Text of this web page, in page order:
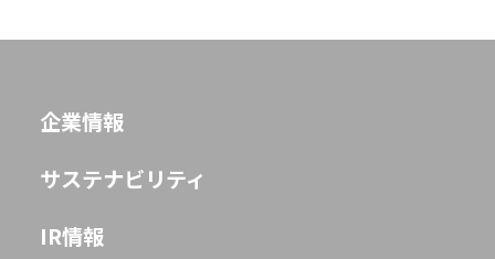
企業情報
サステナビリティ
IR情報